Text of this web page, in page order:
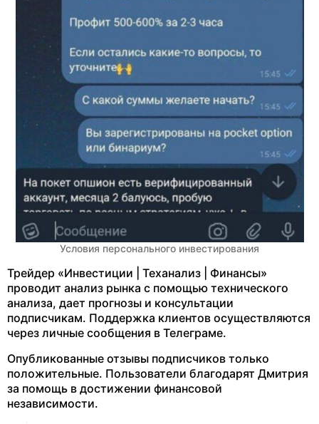
Условия персонального инвестирования
Трейдер «Инвестиции | Теханализ | Финансы»
проводит анализ рынка с помощью технического
анализа, дает прогнозы и консультации
подписчикам. Поддержка клиентов осуществляются
через личные сообщения в Телеграме.
Опубликованные отзывы подписчиков только
положительные. Пользователи благодарят Дмитрия
за помощь в достижении финансовой
независимости.